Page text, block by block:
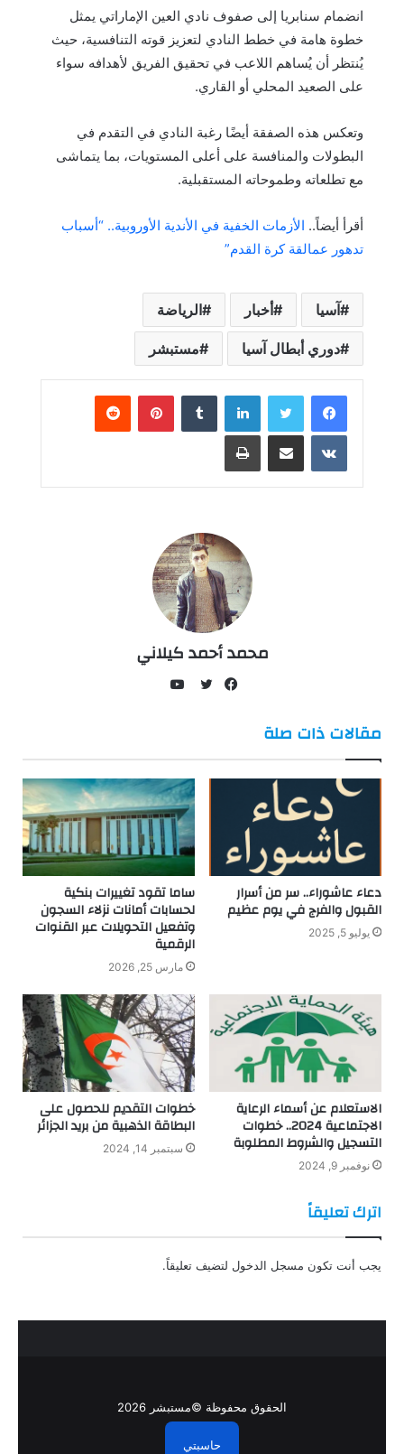
انضمام سنابريا إلى صفوف نادي العين الإماراتي يمثل
خطوة هامة في خطط النادي لتعزيز قوته التنافسية، حيث
يُنتظر أن يُساهم اللاعب في تحقيق الفريق لأهدافه سواء
على الصعيد المحلي أو القاري.
وتعكس هذه الصفقة أيضًا رغبة النادي في التقدم في
البطولات والمنافسة على أعلى المستويات، بما يتماشى
مع تطلعاته وطموحاته المستقبلية.
أقرأ أيضاً.. الأزمات الخفية في الأندية الأوروبية.. “أسباب
تدهور عمالقة كرة القدم”
آسيا أخبار الرياضة
دوري أبطال آسيا مستبشر
لينكدإن بينتيريست
مشاركة عبر البريد طباعة
محمد أحمد كيلاني
مقالات ذات صلة
دعاء عاشوراء.. سر من أسرار
القبول والفرج في يوم عظيم
يوليو 5, 2025
ساما تقود تغييرات بنكية
لحسابات أمانات نزلاء السجون
وتفعيل التحويلات عبر القنوات
الرقمية
مارس 25, 2026
الاستعلام عن أسماء الرعاية
الاجتماعية 2024.. خطوات
التسجيل والشروط المطلوبة
نوفمبر 9, 2024
خطوات التقديم للحصول على
البطاقة الذهبية من بريد الجزائر
سبتمبر 14, 2024
اترك تعليقاً
يجب أنت تكون مسجل الدخول لتضيف تعليقاً.
الحقوق محفوظة ©مستبشر 2026
حاسبتي